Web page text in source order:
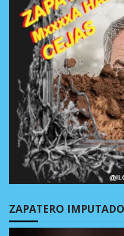
ZAPATERO IMPUTADO